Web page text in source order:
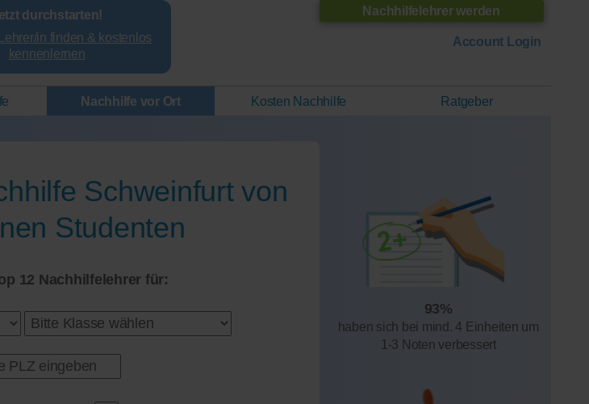
Nachhilfelehrer werden
Account Login
durchstarten!
in finden & kostenlos
kennenlernen
Nachhilfe vor Ort Kosten Nachhilfe Ratgeber
93%
haben sich bei mind. 4 Einheiten um
1-3 Noten verbessert
Schweinfurt von
Studenten
12 Nachhilfelehrer für: